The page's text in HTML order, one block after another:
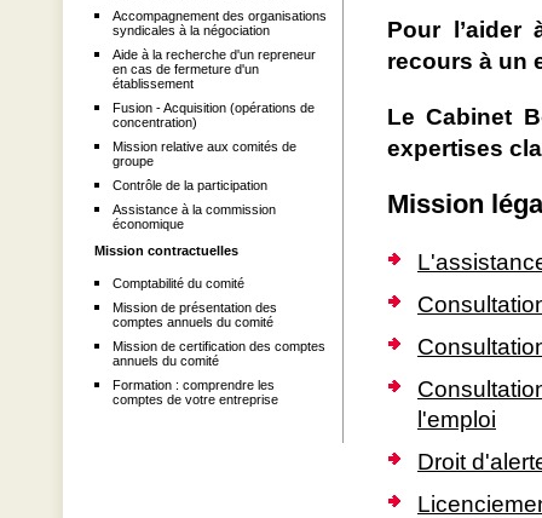
Accompagnement des organisations
syndicales à la négociation
Aide à la recherche d'un repreneur
en cas de fermeture d'un
établissement
Fusion - Acquisition (opérations de
concentration)
Mission relative aux comités de
groupe
Contrôle de la participation
Assistance à la commission
économique
Mission contractuelles
Comptabilité du comité
Mission de présentation des
comptes annuels du comité
Mission de certification des comptes
annuels du comité
Formation : comprendre les
comptes de votre entreprise
Pour l’aider
recours à un
Le Cabinet
expertises
Mission
l'emploi
Droit